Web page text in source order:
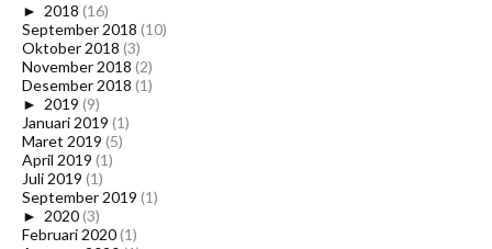
► 2018 (16)
September 2018 (10)
Oktober 2018 (3)
November 2018 (2)
Desember 2018 (1)
► 2019 (9)
Januari 2019 (1)
Maret 2019 (5)
April 2019 (1)
Juli 2019 (1)
September 2019 (1)
► 2020(3)
Februari 2020(1)